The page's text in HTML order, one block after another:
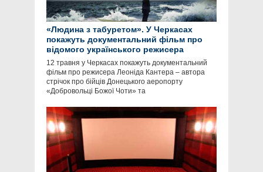
«Людина з табуретом». У Черкасах
покажуть документальний фільм про
відомого українського режисера
12 травня у Черкасах покажуть документальний
фільм про режисера Леоніда Кантера – автора
стрічок про бійців Донецького аеропорту
«Добровольці Божої Чоти» та